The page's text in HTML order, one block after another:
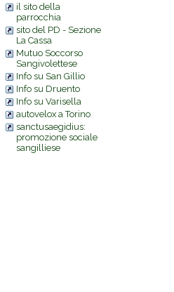
il sito della
parrocchia
sito del PD - Sezione
La Cassa
Mutuo Soccorso
Sangivolettese
Info su San Gillio
Info su Druento
Info su Varisella
autovelox a Torino
sanctusaegidius:
promozione sociale
sangilliese